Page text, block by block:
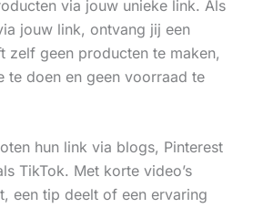
via jouw unieke link. Als
jouw link, ontvang jij een
zelf geen producten te maken,
te doen en geen voorraad te
hun link via blogs, Pinterest
TikTok. Met korte video’s
een tip deelt of een ervaring